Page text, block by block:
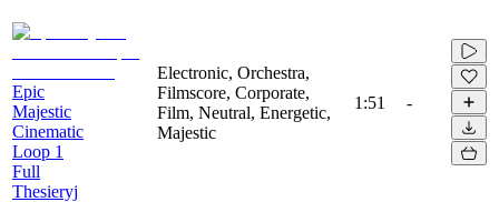
Epic
Majestic
Cinematic
Loop 1
Full
Thesieryj
Electronic, Orchestra,
Filmscore, Corporate,
Film, Neutral, Energetic,
Majestic
1:51 -